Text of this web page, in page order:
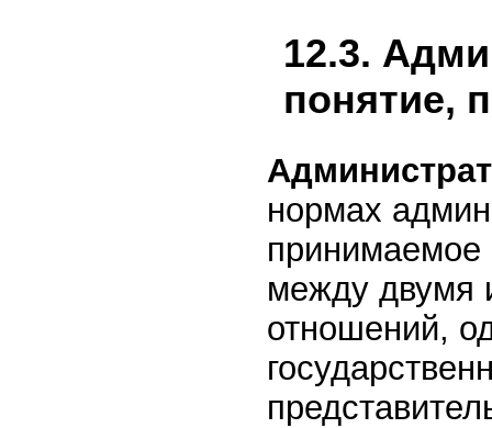
12.3.
понятие,
нормах
принимаемое
между двумя
отношений,